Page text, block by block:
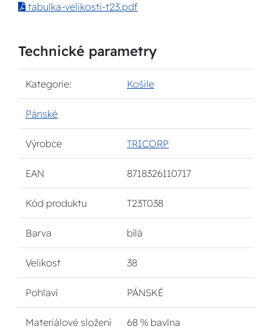
tabulka-velikosti-t23.pdf
Technické parametry
Kategorie: Košile
Pánské
Výrobce TRICORP
EAN 8718326110717
Kód produktu T23T038
Barva bílá
Velikost 38
Pohlaví PÁNSKÉ
Materiálové složení 68 % bavlna